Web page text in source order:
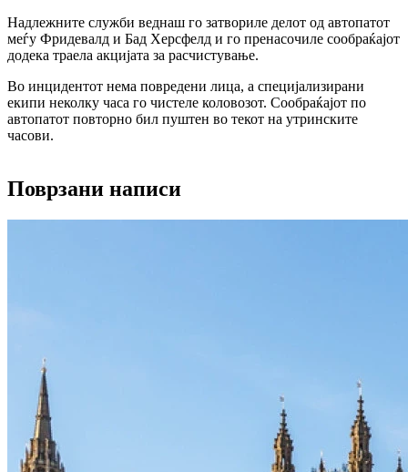
Надлежните служби веднаш го затвориле делот од автопатот
меѓу Фридевалд и Бад Херсфелд и го пренасочиле сообраќајот
додека траела акцијата за расчистување.
Во инцидентот нема повредени лица, а специјализирани
екипи неколку часа го чистеле коловозот. Сообраќајот по
автопатот повторно бил пуштен во текот на утринските
часови.
Поврзани написи